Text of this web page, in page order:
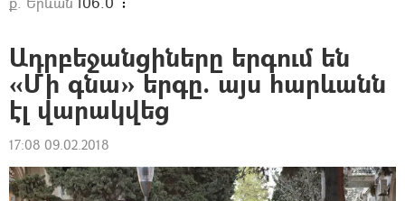
Ադրբեջանցիները երգում են
«Մի գնա» երգը. այս հարևանն
էլ վարակվեց
17:08 09.02.2018